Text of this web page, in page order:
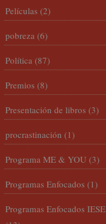
Películas (2)
pobreza (6)
Política (87)
Premios (8)
Presentación de libros (3)
procrastinación (1)
Programa ME & YOU (3)
Programas Enfocados (1)
Programas Enfocados IESE